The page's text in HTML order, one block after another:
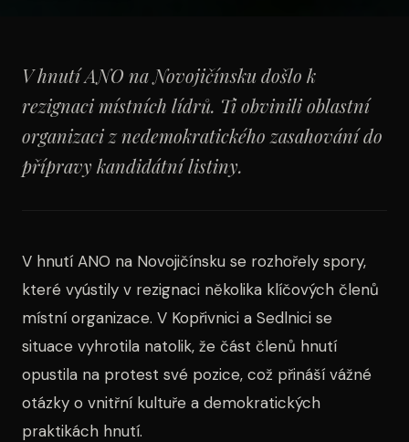
V hnutí ANO na Novojičínsku došlo k
rezignaci místních lídrů. Ti obvinili oblastní
organizaci z nedemokratického zasahování do
přípravy kandidátní listiny.
V hnutí ANO na Novojičínsku se rozhořely spory,
které vyústily v rezignaci několika klíčových členů
místní organizace. V Kopřivnici a Sedlnici se
situace vyhrotila natolik, že část členů hnutí
opustila na protest své pozice, což přináší vážné
otázky o vnitřní kultuře a demokratických
praktikách hnutí.